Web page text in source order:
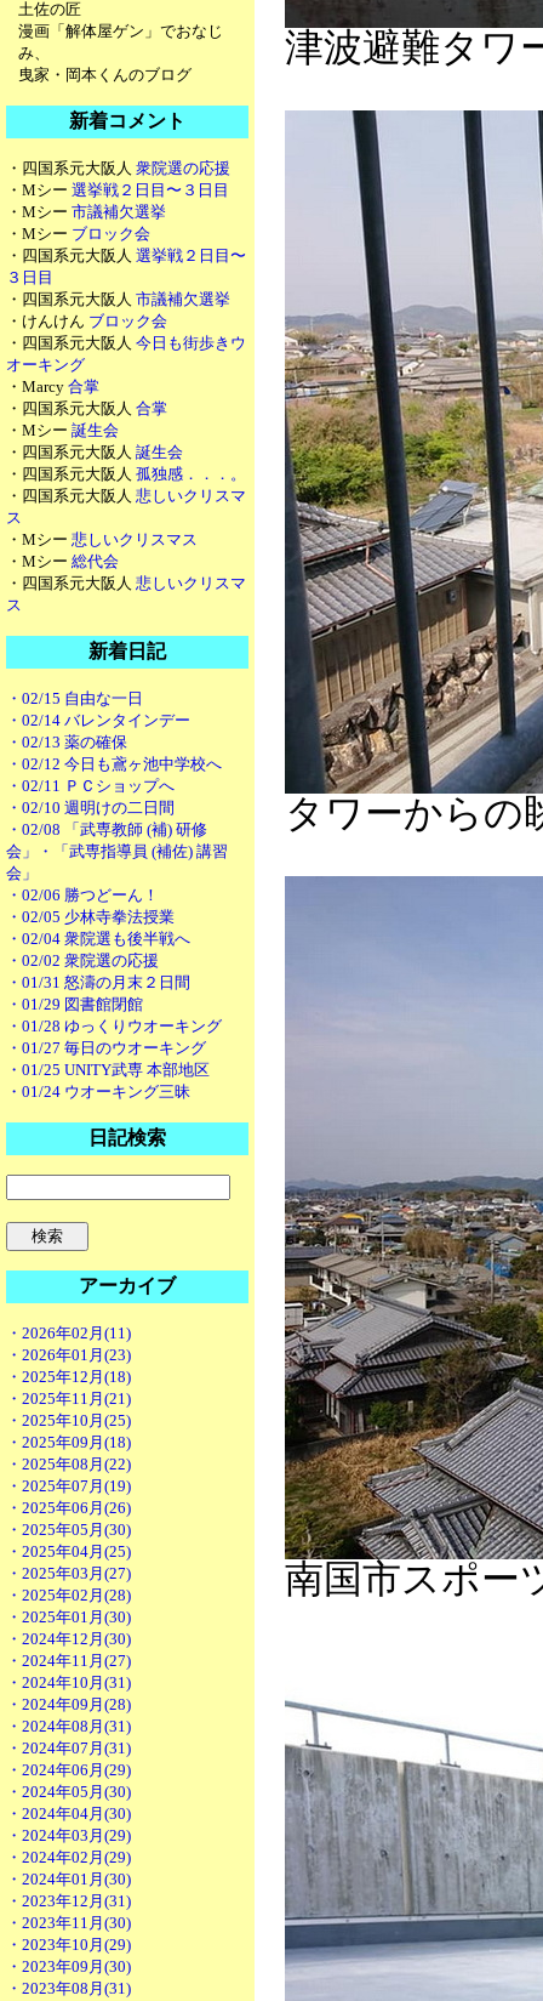
土佐の匠
漫画「解体屋ゲン」でおなじ
み、
曳家・岡本くんのブログ
新着コメント
・四国系元大阪人 衆院選の応援
・Mシー 選挙戦２日目〜３日目
・Mシー 市議補欠選挙
・Mシー ブロック会
・四国系元大阪人 選挙戦２日目〜
３日目
・四国系元大阪人 市議補欠選挙
・けんけん ブロック会
・四国系元大阪人 今日も街歩きウ
オーキング
・Marcy 合掌
・四国系元大阪人 合掌
・Mシー 誕生会
・四国系元大阪人 誕生会
・四国系元大阪人 孤独感．．．。
・四国系元大阪人 悲しいクリスマ
ス
・Mシー 悲しいクリスマス
・Mシー 総代会
・四国系元大阪人 悲しいクリスマ
ス
新着日記
・02/15 自由な一日
・02/14 バレンタインデー
・02/13 薬の確保
・02/12 今日も鳶ヶ池中学校へ
・02/11 ＰＣショップへ
・02/10 週明けの二日間
・02/08 「武専教師 (補) 研修
会」・「武専指導員 (補佐) 講習
会」
・02/06 勝つどーん！
・02/05 少林寺拳法授業
・02/04 衆院選も後半戦へ
・02/02 衆院選の応援
・01/31 怒濤の月末２日間
・01/29 図書館閉館
・01/28 ゆっくりウオーキング
・01/27 毎日のウオーキング
・01/25 UNITY武専 本部地区
・01/24 ウオーキング三昧
日記検索
アーカイブ
・2026年02月(11)
・2026年01月(23)
・2025年12月(18)
・2025年11月(21)
・2025年10月(25)
・2025年09月(18)
・2025年08月(22)
・2025年07月(19)
・2025年06月(26)
・2025年05月(30)
・2025年04月(25)
・2025年03月(27)
・2025年02月(28)
・2025年01月(30)
・2024年12月(30)
・2024年11月(27)
・2024年10月(31)
・2024年09月(28)
・2024年08月(31)
・2024年07月(31)
・2024年06月(29)
・2024年05月(30)
・2024年04月(30)
・2024年03月(29)
・2024年02月(29)
・2024年01月(30)
・2023年12月(31)
・2023年11月(30)
・2023年10月(29)
・2023年09月(30)
・2023年08月(31)
津波避難タワ
タワーからの
南国市スポー